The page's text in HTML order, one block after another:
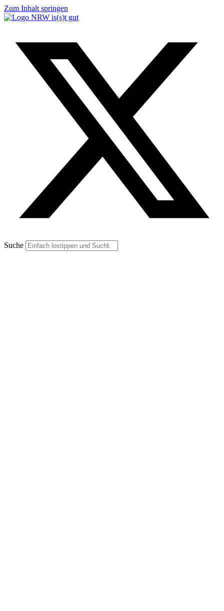
Zum Inhalt springen
Suche